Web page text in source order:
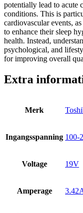
potentially lead to acute
conditions. This is
cardiovascular events,
to enhance their sleep
health. Instead,
psychological, and
for improving overall
Extra
Merk
Ingangsspanning 100-
Voltage 19V
Amperage